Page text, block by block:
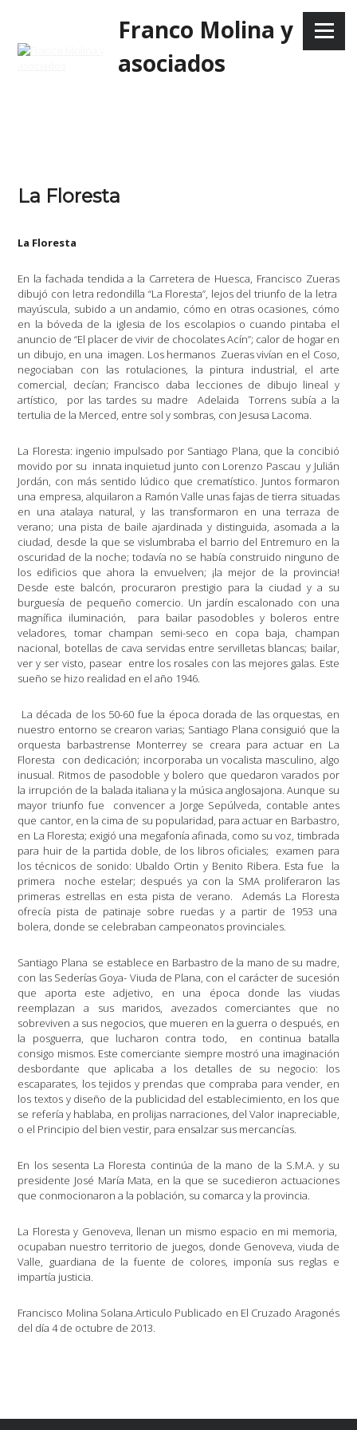
Franco Molina y
asociados
Menu
La Floresta
La Floresta
En la fachada tendida a la Carretera de Huesca, Francisco Zueras
dibujó con letra redondilla “La Floresta”, lejos del triunfo de la letra
mayúscula, subido a un andamio, cómo en otras ocasiones, cómo
en la bóveda de la iglesia de los escolapios o cuando pintaba el
anuncio de “El placer de vivir de chocolates Acín”; calor de hogar en
un dibujo, en una imagen. Los hermanos Zueras vivían en el Coso,
negociaban con las rotulaciones, la pintura industrial, el arte
comercial, decían; Francisco daba lecciones de dibujo lineal y
artístico,
por las tardes su madre Adelaida
Torrens subía a la
tertulia de la Merced, entre sol y sombras, con Jesusa Lacoma.
La Floresta: ingenio impulsado por Santiago Plana, que la concibió
movido por su innata inquietud junto con Lorenzo Pascau y Julián
Jordán, con más sentido lúdico que crematístico. Juntos formaron
una empresa, alquilaron a Ramón Valle unas fajas de tierra situadas
en una atalaya natural, y las transformaron en una terraza de
verano; una pista de baile ajardinada y distinguida, asomada a la
ciudad, desde la que se vislumbraba el barrio del Entremuro en la
oscuridad de la noche; todavía no se había construido ninguno de
los edificios que ahora la envuelven; ¡la mejor de la provincia!
Desde este balcón, procuraron prestigio para la ciudad y a su
burguesía de pequeño comercio. Un jardín escalonado con una
magnífica iluminación,
para bailar pasodobles y boleros entre
veladores, tomar champan semi-seco en copa baja, champan
nacional, botellas de cava servidas entre servilletas blancas; bailar,
ver y ser visto, pasear entre los rosales con las mejores galas. Este
sueño se hizo realidad en el año 1946.
La década de los 50-60 fue la época dorada de las orquestas, en
nuestro entorno se crearon varias; Santiago Plana consiguió que la
orquesta barbastrense Monterrey se creara para actuar en La
Floresta
con dedicación; incorporaba un vocalista masculino, algo
inusual. Ritmos de pasodoble y bolero que quedaron varados por
la irrupción de la balada italiana y la música anglosajona. Aunque su
mayor triunfo fue
convencer a Jorge Sepúlveda, contable antes
que cantor, en la cima de su popularidad, para actuar en Barbastro,
en La Floresta; exigió una megafonía afinada, como su voz, timbrada
para huir de la partida doble, de los libros oficiales;
examen para
los técnicos de sonido: Ubaldo Ortin y Benito Ribera. Esta fue
la
primera
noche estelar; después ya con la SMA proliferaron las
primeras estrellas en esta pista de verano.
Además La Floresta
ofrecía pista de patinaje sobre ruedas y a partir de 1953 una
bolera, donde se celebraban campeonatos provinciales.
Santiago Plana se establece en Barbastro de la mano de su madre,
con las Sederías Goya- Viuda de Plana, con el carácter de sucesión
que aporta este adjetivo, en una época donde las viudas
reemplazan a sus maridos, avezados comerciantes que no
sobreviven a sus negocios, que mueren en la guerra o después, en
la posguerra, que lucharon contra todo,
en continua batalla
consigo mismos. Este comerciante siempre mostró una imaginación
desbordante que aplicaba a los detalles de su negocio: los
escaparates, los tejidos y prendas que compraba para vender, en
los textos y diseño de la publicidad del establecimiento, en los que
se refería y hablaba, en prolijas narraciones, del Valor inapreciable,
o el Principio del bien vestir, para ensalzar sus mercancías.
En los sesenta La Floresta continúa de la mano de la S.M.A. y su
presidente José María Mata, en la que se sucedieron actuaciones
que conmocionaron a la población, su comarca y la provincia.
La Floresta y Genoveva, llenan un mismo espacio en mi memoria,
ocupaban nuestro territorio de juegos, donde Genoveva, viuda de
Valle, guardiana de la fuente de colores, imponía sus reglas e
impartía justicia.
Francisco Molina Solana.Articulo Publicado en El Cruzado Aragonés
del día 4 de octubre de 2013.
de